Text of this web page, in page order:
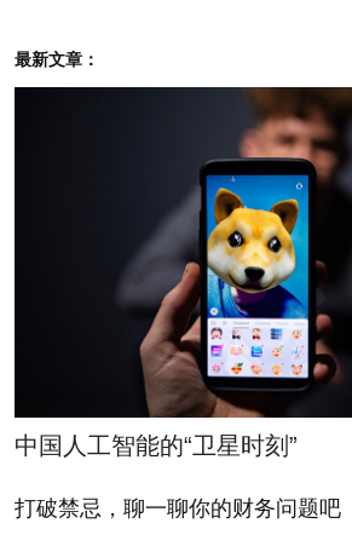
别人却得不到别人的亲近，那就应
否不够；管理别人却不能管理好，
管理才智是否有问题；礼貌待人却
礼貌，那就应反问自己的礼貌是
得不到预期的效果，都应该反过来
为端正了，天下的人自然就会归服
久地与天命相配合，自己寻求更多的
反求诸己，从个人修养说，是严
人，凡事多作自我批评，也就是“
正己以正人。“其身正，不令而行；
最新文章：
中国人工智能的“卫星时刻”
打破禁忌，聊一聊你的财务问题吧